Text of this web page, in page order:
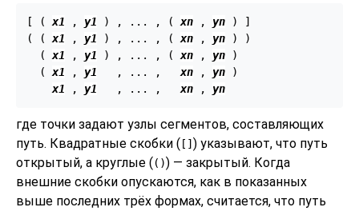
[ ( x1 , y1 ) , ... , ( xn , yn ) ]
( ( x1 , y1 ) , ... , ( xn , yn ) )
  (
x1 , y1 ) , ... , ( xn , yn )
  (
x1 , y1
   , ... ,
xn , yn )
x1 , y1
   , ... ,
xn , yn
где точки задают узлы сегментов, составляющих
путь. Квадратные скобки ( [] ) указывают, что путь
открытый, а круглые ( ()) — закрытый. Когда
внешние скобки опускаются, как в показанных
выше последних трёх формах, считается, что путь